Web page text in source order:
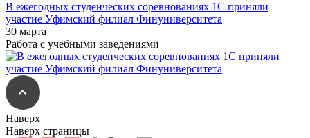
В ежегодных студенческих соревнованиях 1С приняли
участие Уфимский филиал Финуниверситета
30 марта
Работа с учебными заведениями
Наверх
Наверх страницы